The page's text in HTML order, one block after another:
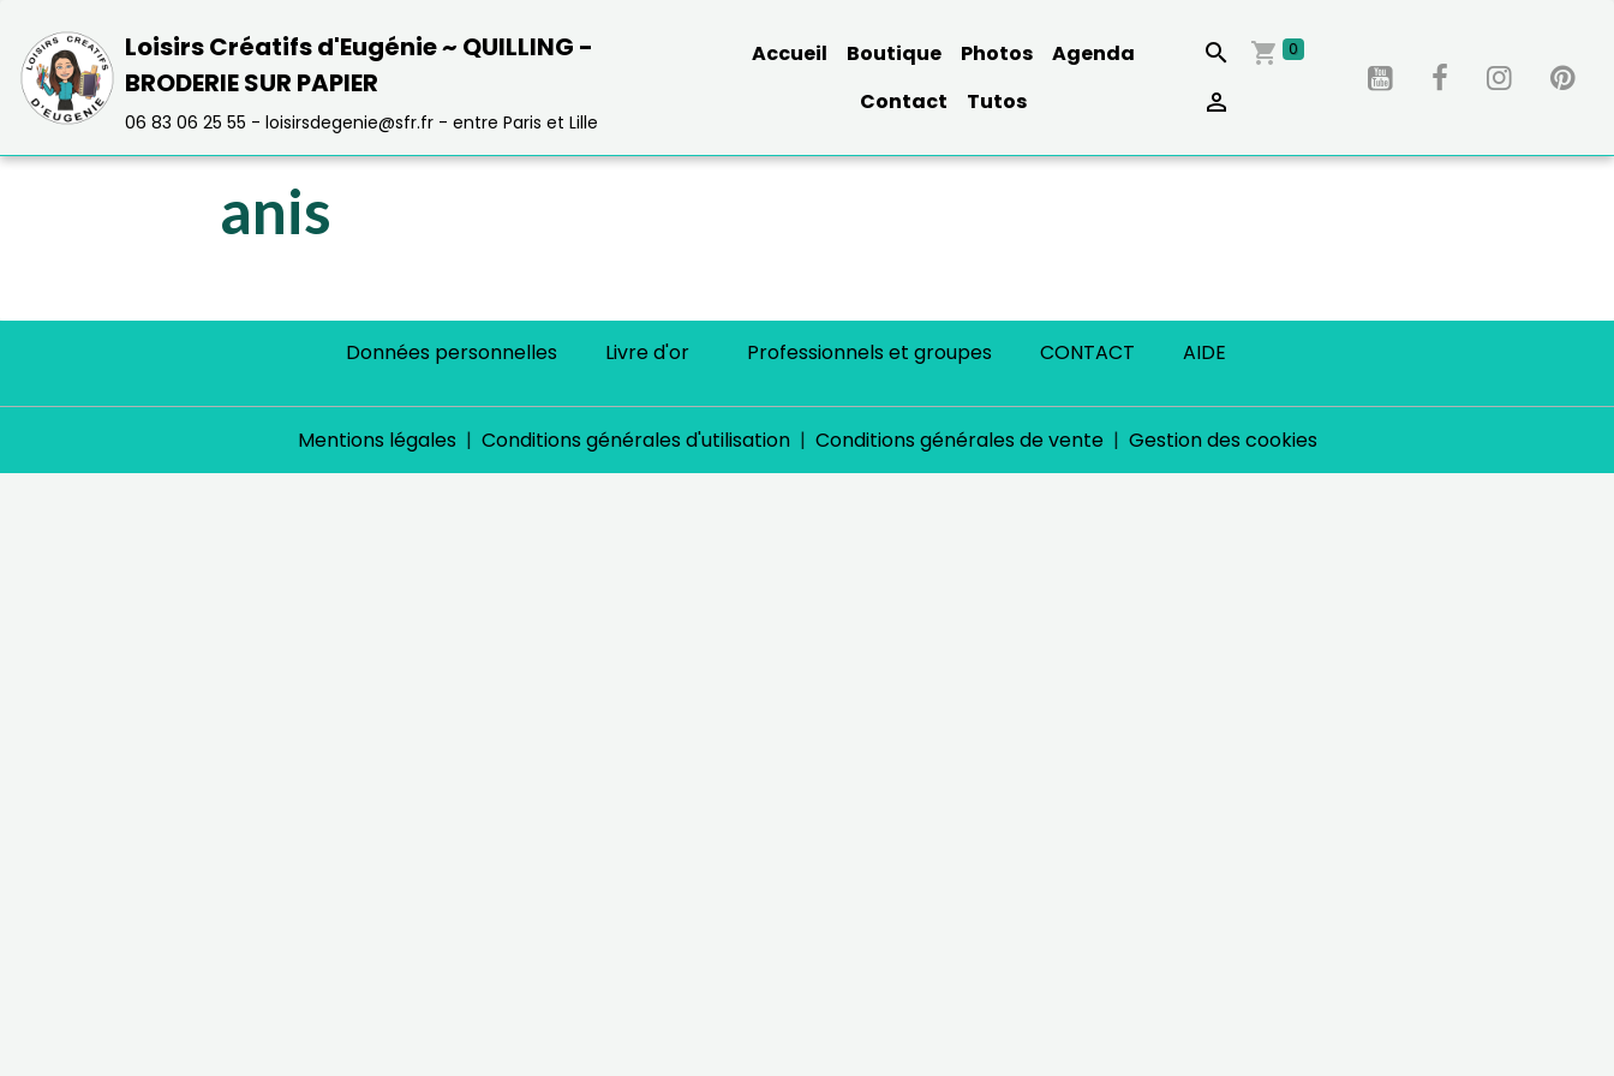
Loisirs Créatifs d'Eugénie ~ QUILLING -
BRODERIE SUR PAPIER
06 83 06 25 55 - loisirsdegenie@sfr.fr - entre Paris et Lille
Accueil Boutique Photos
Agenda
Contact
Tutos
0
anis
Données personnelles Livre d'or Professionnels et groupes CONTACT AIDE
Mentions légales Conditions générales d'utilisation Conditions générales de vente Gestion des cookies